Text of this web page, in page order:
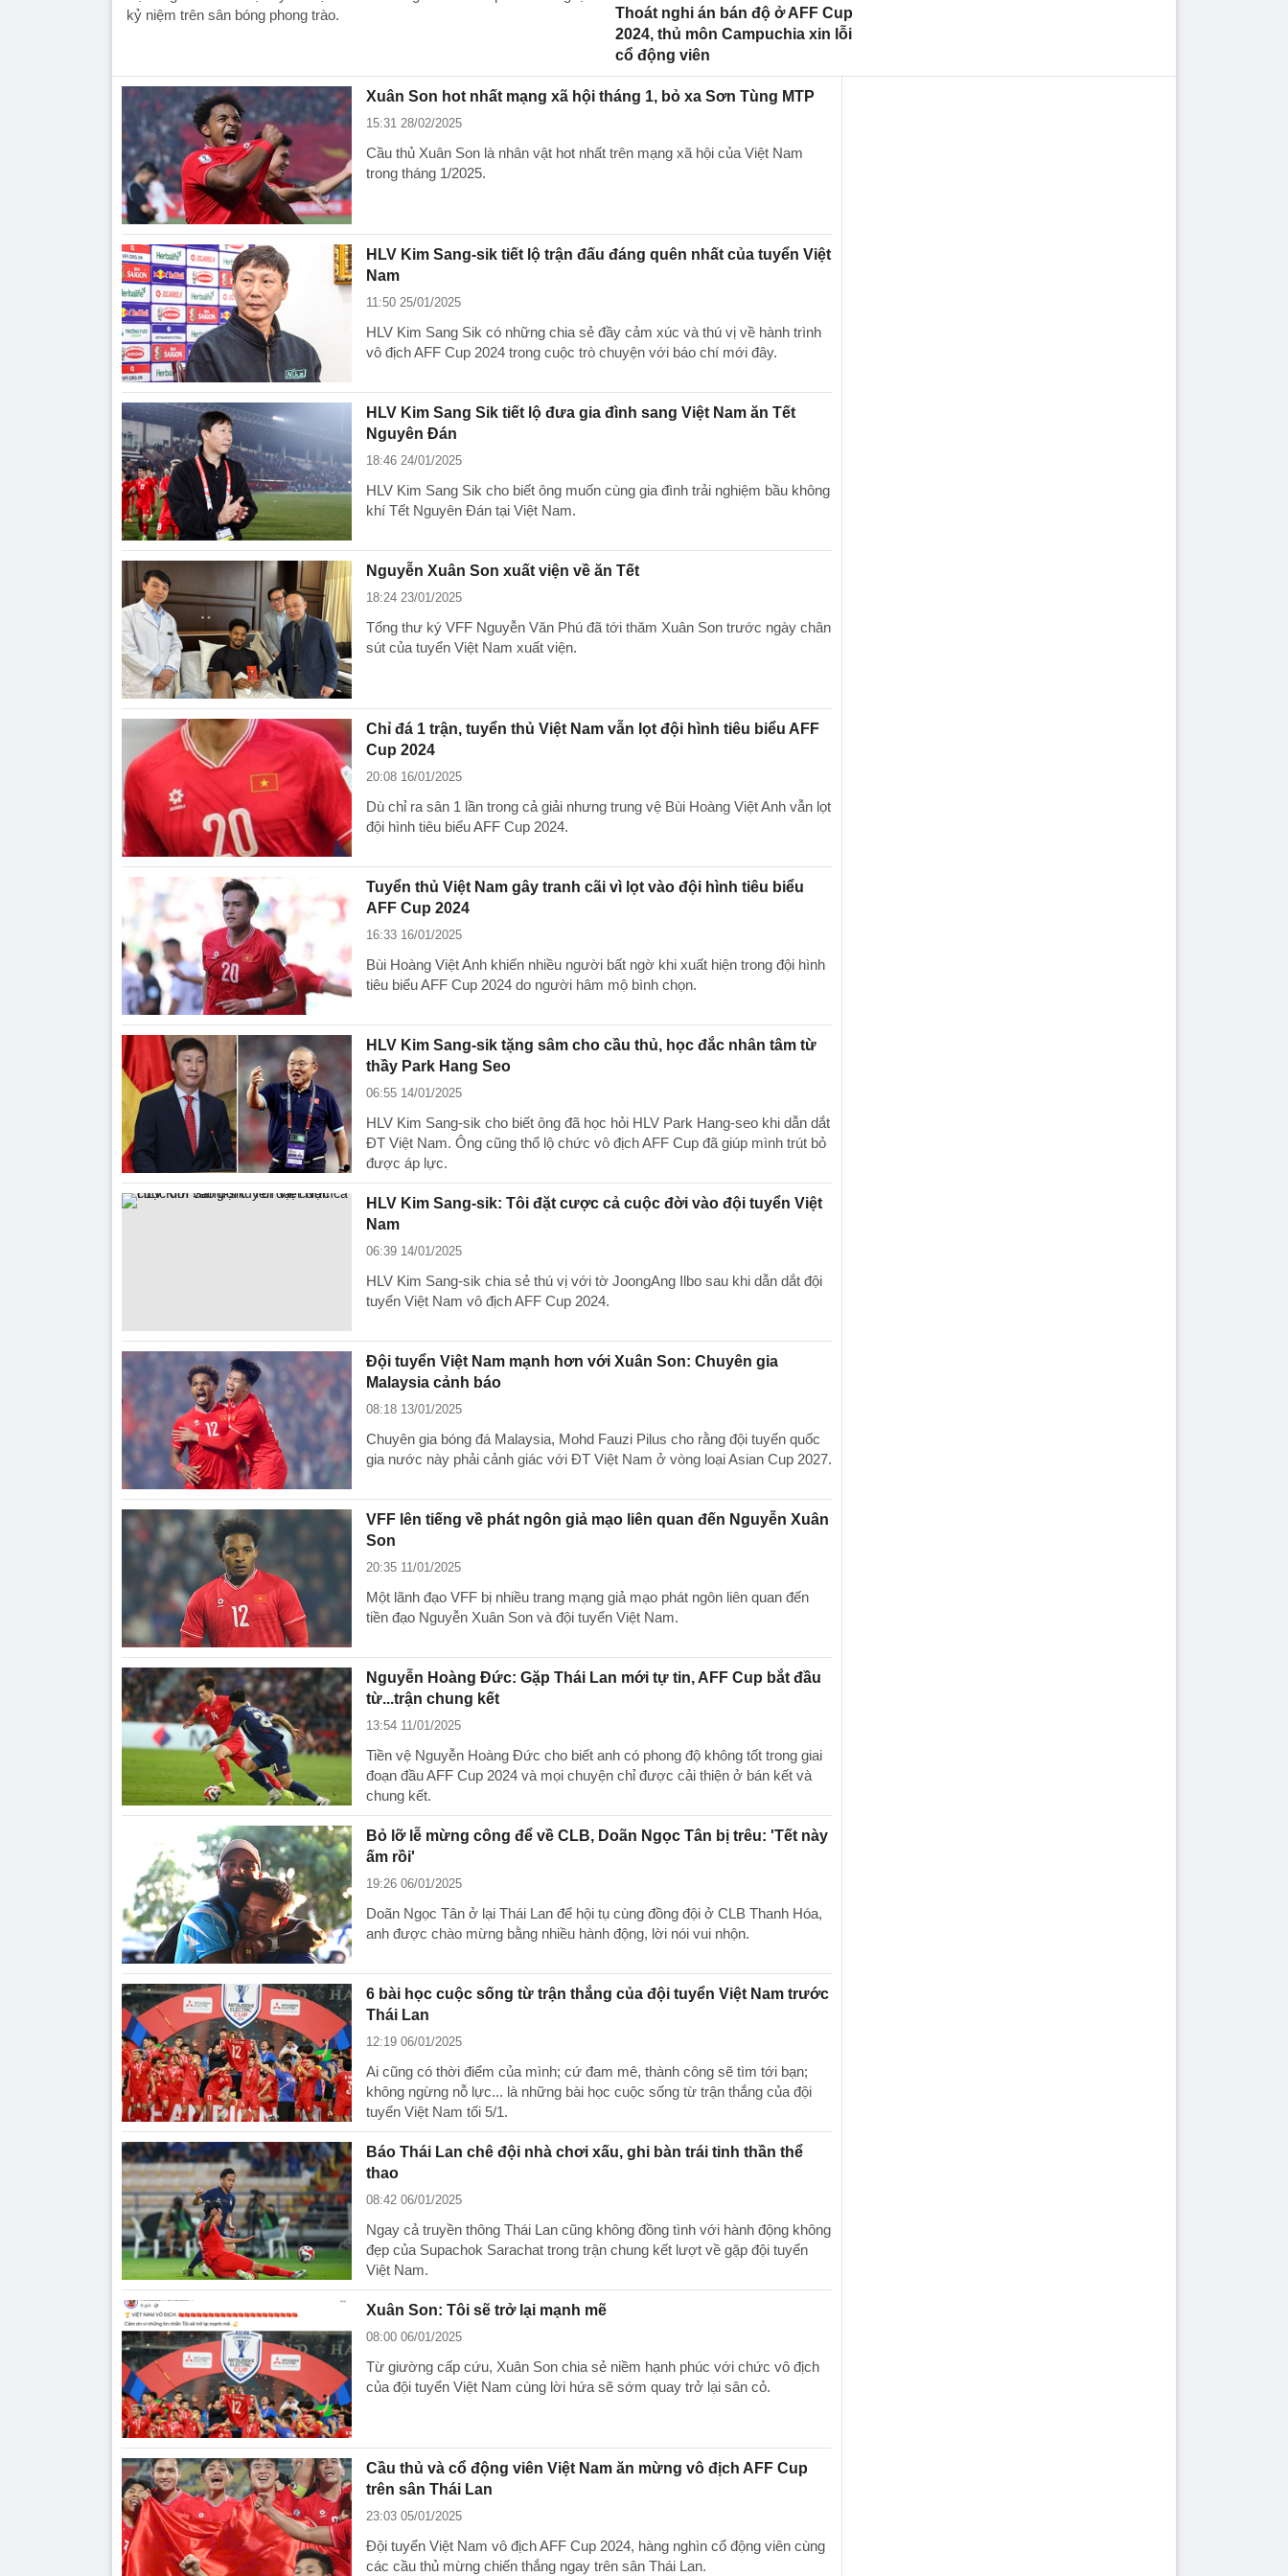
kỷ niệm trên sân bóng phong trào.
Thoát nghi án bán độ ở AFF Cup
2024, thủ môn Campuchia xin lỗi
cổ động viên
Xuân Son hot nhất mạng xã hội tháng 1, bỏ xa Sơn Tùng MTP
15:31 28/02/2025
Cầu thủ Xuân Son là nhân vật hot nhất trên mạng xã hội của Việt Nam
trong tháng 1/2025.
HLV Kim Sang-sik tiết lộ trận đấu đáng quên nhất của tuyển Việt
Nam
11:50 25/01/2025
HLV Kim Sang Sik có những chia sẻ đầy cảm xúc và thú vị về hành trình
vô địch AFF Cup 2024 trong cuộc trò chuyện với báo chí mới đây.
HLV Kim Sang Sik tiết lộ đưa gia đình sang Việt Nam ăn Tết
Nguyên Đán
18:46 24/01/2025
HLV Kim Sang Sik cho biết ông muốn cùng gia đình trải nghiệm bầu không
khí Tết Nguyên Đán tại Việt Nam.
Nguyễn Xuân Son xuất viện về ăn Tết
18:24 23/01/2025
Tổng thư ký VFF Nguyễn Văn Phú đã tới thăm Xuân Son trước ngày chân
sút của tuyển Việt Nam xuất viện.
Chỉ đá 1 trận, tuyển thủ Việt Nam vẫn lọt đội hình tiêu biểu AFF
Cup 2024
20:08 16/01/2025
Dù chỉ ra sân 1 lần trong cả giải nhưng trung vệ Bùi Hoàng Việt Anh vẫn lọt
đội hình tiêu biểu AFF Cup 2024.
Tuyển thủ Việt Nam gây tranh cãi vì lọt vào đội hình tiêu biểu
AFF Cup 2024
16:33 16/01/2025
Bùi Hoàng Việt Anh khiến nhiều người bất ngờ khi xuất hiện trong đội hình
tiêu biểu AFF Cup 2024 do người hâm mộ bình chọn.
HLV Kim Sang-sik tặng sâm cho cầu thủ, học đắc nhân tâm từ
thầy Park Hang Seo
06:55 14/01/2025
HLV Kim Sang-sik cho biết ông đã học hỏi HLV Park Hang-seo khi dẫn dắt
ĐT Việt Nam. Ông cũng thổ lộ chức vô địch AFF Cup đã giúp mình trút bỏ
được áp lực.
HLV Kim Sang-sik: Tôi đặt cược cả cuộc đời vào đội tuyển Việt
Nam
06:39 14/01/2025
HLV Kim Sang-sik chia sẻ thú vị với tờ JoongAng Ilbo sau khi dẫn dắt đội
tuyển Việt Nam vô địch AFF Cup 2024.
Đội tuyển Việt Nam mạnh hơn với Xuân Son: Chuyên gia
Malaysia cảnh báo
08:18 13/01/2025
Chuyên gia bóng đá Malaysia, Mohd Fauzi Pilus cho rằng đội tuyển quốc
gia nước này phải cảnh giác với ĐT Việt Nam ở vòng loại Asian Cup 2027.
VFF lên tiếng về phát ngôn giả mạo liên quan đến Nguyễn Xuân
Son
20:35 11/01/2025
Một lãnh đạo VFF bị nhiều trang mạng giả mạo phát ngôn liên quan đến
tiền đạo Nguyễn Xuân Son và đội tuyển Việt Nam.
Nguyễn Hoàng Đức: Gặp Thái Lan mới tự tin, AFF Cup bắt đầu
từ...trận chung kết
13:54 11/01/2025
Tiền vệ Nguyễn Hoàng Đức cho biết anh có phong độ không tốt trong giai
đoạn đầu AFF Cup 2024 và mọi chuyện chỉ được cải thiện ở bán kết và
chung kết.
Bỏ lỡ lễ mừng công để về CLB, Doãn Ngọc Tân bị trêu: 'Tết này
ấm rồi'
19:26 06/01/2025
Doãn Ngọc Tân ở lại Thái Lan để hội tụ cùng đồng đội ở CLB Thanh Hóa,
anh được chào mừng bằng nhiều hành động, lời nói vui nhộn.
6 bài học cuộc sống từ trận thắng của đội tuyển Việt Nam trước
Thái Lan
12:19 06/01/2025
Ai cũng có thời điểm của mình; cứ đam mê, thành công sẽ tìm tới bạn;
không ngừng nỗ lực... là những bài học cuộc sống từ trận thắng của đội
tuyển Việt Nam tối 5/1.
Báo Thái Lan chê đội nhà chơi xấu, ghi bàn trái tinh thần thể
thao
08:42 06/01/2025
Ngay cả truyền thông Thái Lan cũng không đồng tình với hành động không
đẹp của Supachok Sarachat trong trận chung kết lượt về gặp đội tuyển
Việt Nam.
Xuân Son: Tôi sẽ trở lại mạnh mẽ
08:00 06/01/2025
Từ giường cấp cứu, Xuân Son chia sẻ niềm hạnh phúc với chức vô địch
của đội tuyển Việt Nam cùng lời hứa sẽ sớm quay trở lại sân cỏ.
Cầu thủ và cổ động viên Việt Nam ăn mừng vô địch AFF Cup
trên sân Thái Lan
23:03 05/01/2025
Đội tuyển Việt Nam vô địch AFF Cup 2024, hàng nghìn cổ động viên cùng
các cầu thủ mừng chiến thắng ngay trên sân Thái Lan.